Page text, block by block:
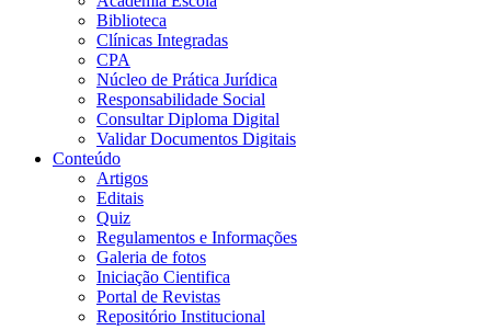
Biblioteca
Clínicas Integradas
CPA
Núcleo de Prática Jurídica
Responsabilidade Social
Consultar Diploma Digital
Validar Documentos Digitais
Conteúdo
Artigos
Editais
Quiz
Regulamentos e Informações
Galeria de fotos
Iniciação Cientifica
Portal de Revistas
Repositório Institucional